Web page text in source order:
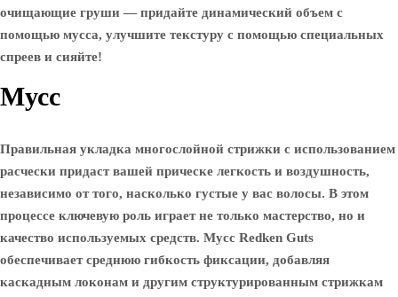
очищающие груши — придайте динамический объем с
помощью мусса, улучшите текстуру с помощью специальных
спреев и сияйте!
Мусс
Правильная укладка многослойной стрижки с использованием
расчески придаст вашей прическе легкость и воздушность,
независимо от того, насколько густые у вас волосы. В этом
процессе ключевую роль играет не только мастерство, но и
качество используемых средств. Мусс Redken Guts
обеспечивает среднюю гибкость фиксации, добавляя
каскадным локонам и другим структурированным стрижкам